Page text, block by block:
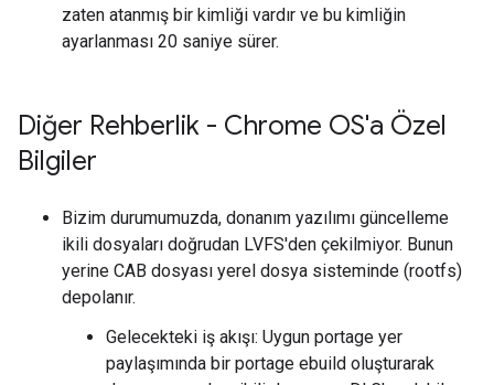
zaten atanmış bir kimliği vardır ve bu kimliğin
ayarlanması 20 saniye sürer.
Diğer Rehberlik - Chrome OS'a Özel
Bilgiler
Bizim durumumuzda, donanım yazılımı güncelleme
ikili dosyaları doğrudan LVFS'den çekilmiyor. Bunun
yerine CAB dosyası yerel dosya sisteminde (rootfs)
depolanır.
Gelecekteki iş akışı: Uygun portage yer
paylaşımında bir portage ebuild oluşturarak